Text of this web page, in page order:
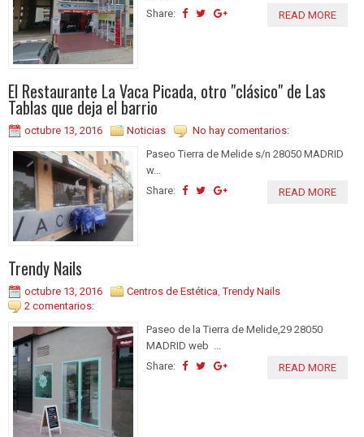
Share:
READ MORE
El Restaurante La Vaca Picada, otro "clásico" de Las
Tablas que deja el barrio
octubre 13, 2016 Noticias
No hay comentarios:
Paseo Tierra de Melide s/n 28050 MADRID
w...
Share:
READ MORE
Trendy Nails
octubre 13, 2016 Centros de Estética ,Trendy Nails
2 comentarios:
Paseo de la Tierra de Melide,29 28050
MADRID web ...
Share:
READ MORE